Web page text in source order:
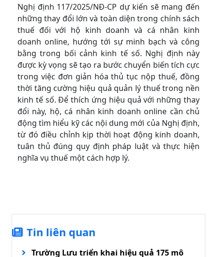
Nghị định 117/2025/NĐ-CP dự kiến sẽ mang đến
những thay đổi lớn và toàn diện trong chính sách
thuế đối với hộ kinh doanh và cá nhân kinh
doanh online, hướng tới sự minh bạch và công
bằng trong bối cảnh kinh tế số. Nghị định này
được kỳ vọng sẽ tạo ra bước chuyển biến tích cực
trong việc đơn giản hóa thủ tục nộp thuế, đồng
thời tăng cường hiệu quả quản lý thuế trong nền
kinh tế số. Để thích ứng hiệu quả với những thay
đổi này, hộ, cá nhân kinh doanh online cần chủ
động tìm hiểu kỹ các nội dung mới của Nghị định,
từ đó điều chỉnh kịp thời hoạt động kinh doanh,
tuân thủ đúng quy định pháp luật và thực hiện
nghĩa vụ thuế một cách hợp lý.
Tin liên quan
Trường Lưu triển khai hiệu quả 175 mô